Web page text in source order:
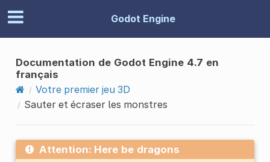
Godot Engine
Documentation de Godot Engine 4.7 en
français
Votre premier jeu 3D
Sauter et écraser les monstres
Attention: Here be dragons